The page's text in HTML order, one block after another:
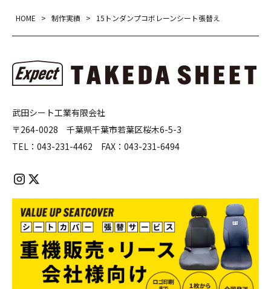
HOME > 制作実績 > 15トンダンプコボレーンシート張替え
武田シート工業有限会社
〒264-0028 千葉県千葉市若葉区桜木6-5-3
TEL： 043-231-4462 FAX： 043-231-6494